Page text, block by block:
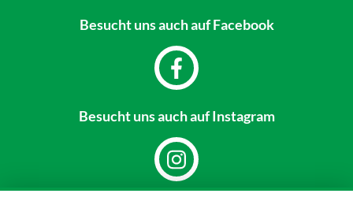
Besucht unsauch auf Facebook
Besucht unsauch auf Instagram